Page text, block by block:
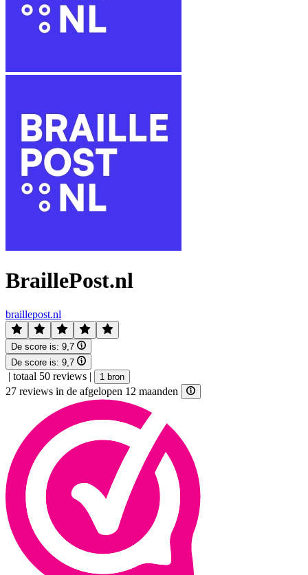
BraillePost.nl
braillepost.nl
De score is: 9,7
De score is: 9,7
| totaal 50 reviews | 1 bron
27 reviews in de afgelopen 12 maanden